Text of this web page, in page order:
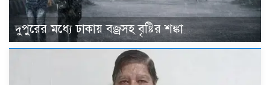
দুপুরের মধ্যে ঢাকায় বজ্রসহ বৃষ্টির শঙ্কা